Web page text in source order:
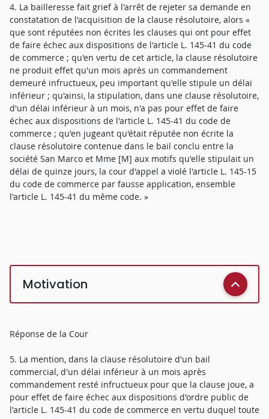
4. La bailleresse fait grief à l'arrêt de rejeter sa demande en
constatation de l'acquisition de la clause résolutoire, alors «
que sont réputées non écrites les clauses qui ont pour effet
de faire échec aux dispositions de l'article L. 145-41 du code
de commerce ; qu'en vertu de cet article, la clause résolutoire
ne produit effet qu'un mois après un commandement
demeuré infructueux, peu important qu'elle stipule un délai
inférieur ; qu'ainsi, la stipulation, dans une clause résolutoire,
d'un délai inférieur à un mois, n'a pas pour effet de faire
échec aux dispositions de l'article L. 145-41 du code de
commerce ; qu'en jugeant qu'était réputée non écrite la
clause résolutoire contenue dans le bail conclu entre la
société San Marco et Mme [M] aux motifs qu'elle stipulait un
délai de quinze jours, la cour d'appel a violé l'article L. 145-15
du code de commerce par fausse application, ensemble
l'article L. 145-41 du même code. »
Motivation
Réponse de la Cour
5. La mention, dans la clause résolutoire d'un bail
commercial, d'un délai inférieur à un mois après
commandement resté infructueux pour que la clause joue, a
pour effet de faire échec aux dispositions d'ordre public de
l'article L. 145-41 du code de commerce en vertu duquel toute